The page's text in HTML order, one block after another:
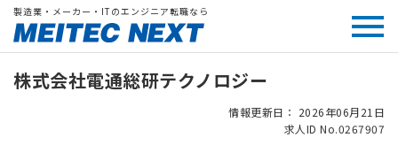
製造業・メーカー・ITのエンジニア転職なら
株式会社電通総研テクノロジー
情報更新日： 2026年06月21日
求人ID No.0267907